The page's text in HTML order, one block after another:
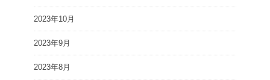
2023年10月
2023年9月
2023年8月